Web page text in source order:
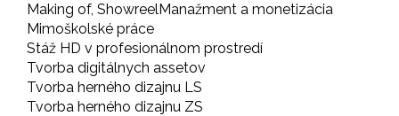
Making of, ShowreelManažment a monetizácia
Mimoškolské práce
Stáž HD v profesionálnom prostredí
Tvorba digitálnych assetov
Tvorba herného dizajnu LS
Tvorba herného dizajnu ZS